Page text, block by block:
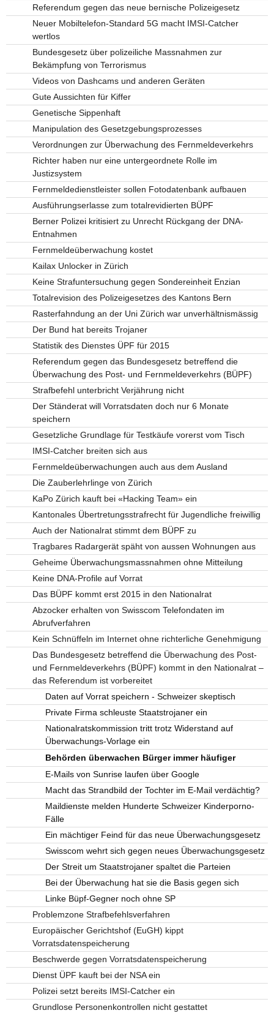
Referendum gegen das neue bernische Polizeigesetz
Neuer Mobiltelefon-Standard 5G macht IMSI-Catcher
wertlos
Bundesgesetz über polizeiliche Massnahmen zur
Bekämpfung von Terrorismus
Videos von Dashcams und anderen Geräten
Gute Aussichten für Kiffer
Genetische Sippenhaft
Manipulation des Gesetzgebungsprozesses
Verordnungen zur Überwachung des Fernmeldeverkehrs
Richter haben nur eine untergeordnete Rolle im
Justizsystem
Fernmeldedienstleister sollen Fotodatenbank aufbauen
Ausführungserlasse zum totalrevidierten BÜPF
Berner Polizei kritisiert zu Unrecht Rückgang der DNA-
Entnahmen
Fernmeldeüberwachung kostet
Kailax Unlocker in Zürich
Keine Strafuntersuchung gegen Sondereinheit Enzian
Totalrevision des Polizeigesetzes des Kantons Bern
Rasterfahndung an der Uni Zürich war unverhältnismässig
Der Bund hat bereits Trojaner
Statistik des Dienstes ÜPF für 2015
Referendum gegen das Bundesgesetz betreffend die
Überwachung des Post- und Fernmeldeverkehrs (BÜPF)
Strafbefehl unterbricht Verjährung nicht
Der Ständerat will Vorratsdaten doch nur 6 Monate
speichern
Gesetzliche Grundlage für Testkäufe vorerst vom Tisch
IMSI-Catcher breiten sich aus
Fernmeldeüberwachungen auch aus dem Ausland
Die Zauberlehrlinge von Zürich
KaPo Zürich kauft bei «Hacking Team» ein
Kantonales Übertretungsstrafrecht für Jugendliche freiwillig
Auch der Nationalrat stimmt dem BÜPF zu
Tragbares Radargerät späht von aussen Wohnungen aus
Geheime Überwachungsmassnahmen ohne Mitteilung
Keine DNA-Profile auf Vorrat
Das BÜPF kommt erst 2015 in den Nationalrat
Abzocker erhalten von Swisscom Telefondaten im
Abrufverfahren
Kein Schnüffeln im Internet ohne richterliche Genehmigung
Das Bundesgesetz betreffend die Überwachung des Post-
und Fernmeldeverkehrs (BÜPF) kommt in den Nationalrat –
das Referendum ist vorbereitet
Daten auf Vorrat speichern - Schweizer skeptisch
Private Firma schleuste Staatstrojaner ein
Nationalratskommission tritt trotz Widerstand auf
Überwachungs-Vorlage ein
Behörden überwachen Bürger immer häufiger
E-Mails von Sunrise laufen über Google
Macht das Strandbild der Tochter im E-Mail verdächtig?
Maildienste melden Hunderte Schweizer Kinderporno-
Fälle
Ein mächtiger Feind für das neue Überwachungsgesetz
Swisscom wehrt sich gegen neues Überwachungsgesetz
Der Streit um Staatstrojaner spaltet die Parteien
Bei der Überwachung hat sie die Basis gegen sich
Linke Büpf-Gegner noch ohne SP
Problemzone Strafbefehlsverfahren
Europäischer Gerichtshof (EuGH) kippt
Vorratsdatenspeicherung
Beschwerde gegen Vorratsdatenspeicherung
Dienst ÜPF kauft bei der NSA ein
Polizei setzt bereits IMSI-Catcher ein
Grundlose Personenkontrollen nicht gestattet